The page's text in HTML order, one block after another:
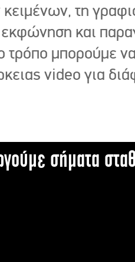
τη
εκφώνηση και
τρόπο μπορούμε
video για
σήματα